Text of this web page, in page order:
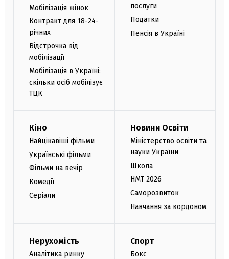
Мобілізація жінок
Контракт для 18-24-
річних
Відстрочка від
мобілізації
Мобілізація в Україні:
скільки осіб мобілізує
ТЦК
послуги
Податки
Пенсія в Україні
Кіно
Найцікавіші фільми
Українські фільми
Фільми на вечір
Комедії
Серіали
Новини Освіти
Міністерство освіти та
науки України
Школа
НМТ 2026
Саморозвиток
Навчання за кордоном
Нерухомість
Аналітика ринку
Спорт
Бокс